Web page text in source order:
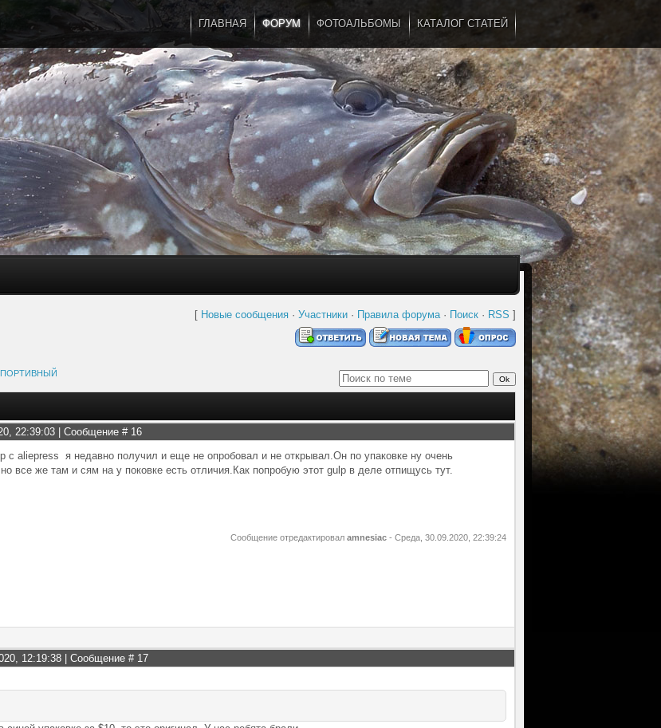
ГЛАВНАЯ ФОРУМ ФОТОАЛЬБОМЫ КАТАЛОГ СТАТЕЙ
...
[ Новые сообщения · Участники · Правила форума· Поиск · RSS ]
22:39:03 | Сообщение # 16
с aliepress я недавно получил и еще не опробовал и не открывал.Он по упаковке ну очень
все же там и сям на у поковке есть отличия.Как попробую этот gulp в деле отпищусь тут.
Сообщение отредактировал amnesiac - Среда, 30.09.2020, 22:39:24
12:19:38 | Сообщение # 17